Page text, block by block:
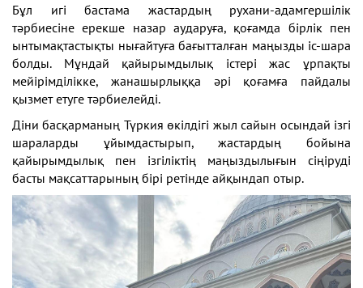
Бұл игі бастама жастардың рухани-адамгершілік
тәрбиесіне ерекше назар аударуға, қоғамда бірлік пен
ынтымақтастықты нығайтуға бағытталған маңызды іс-шара
болды. Мұндай қайырымдылық істері жас ұрпақты
мейірімділікке, жанашырлыққа әрі қоғамға пайдалы
қызмет етуге тәрбиелейді.
Діни басқарманың Түркия өкілдігі жыл сайын осындай ізгі
шараларды ұйымдастырып, жастардың бойына
қайырымдылық пен ізгіліктің маңыздылығын сіңіруді
басты мақсаттарының бірі ретінде айқындап отыр.